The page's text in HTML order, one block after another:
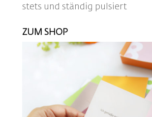
stets und ständig pulsiert
ZUM SHOP